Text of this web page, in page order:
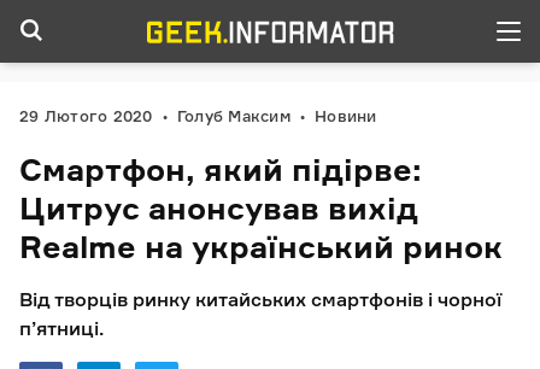
29 Лютого 2020 Голуб Максим Новини
Смартфон, який підірве:
Цитрус анонсував вихід
Realme на український ринок
Від творців ринку китайських смартфонів і чорної
п’ятниці.